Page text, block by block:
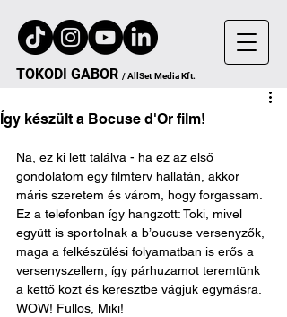
TOKODI GABOR /AllSet Media Kft.
Így készült a Bocuse d'Or film!
Na, ez ki lett találva - ha ez az első
gondolatom egy filmterv hallatán, akkor
máris szeretem és várom, hogy forgassam.
Ez a telefonban így hangzott: Toki, mivel
együtt is sportolnak a b’oucuse versenyzők,
maga a felkészülési folyamatban is erős a
versenyszellem, így párhuzamot teremtünk
a kettő közt és keresztbe vágjuk egymásra.
WOW! Fullos, Miki!